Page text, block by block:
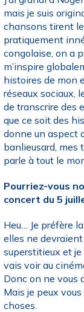
mais je suis
chansons tirent
pratiquement
congolaise, on a
m’inspire
histoires de mon
réseaux sociaux,
de transcrire des
que ce soit des
donne un aspect
banlieusard, mes
parle à tout le
Pourriez-vous
concert du 5
Heu… Je préfère
elles ne devraient
superstitieux et je
vais voir au
Donc on ne vous
Mais je peux
choses.